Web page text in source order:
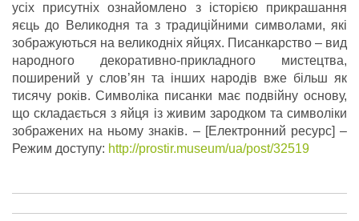
усіх присутніх ознайомлено з історією прикрашання
яєць до Великодня та з традиційними символами, які
зображуються на великодніх яйцях. Писанкарство – вид
народного декоративно-прикладного мистецтва,
поширений у слов’ян та інших народів вже більш як
тисячу років. Символіка писанки має подвійну основу,
що складається з яйця із живим зародком та символіки
зображених на ньому знаків. – [Електронний ресурс] –
Режим доступу: http://prostir.museum/ua/post/32519